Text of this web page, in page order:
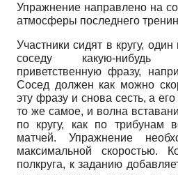
Упражнение направлено на
атмосферы последнего
Участники сидят в кругу,
соседу какую-нибудь
приветственную фразу,
Сосед должен как можно
эту фразу и снова сесть, а
то же самое, и волна
по кругу, как по трибунам
матчей. Упражнение
максимальной скоростью.
полкруга, к заданию